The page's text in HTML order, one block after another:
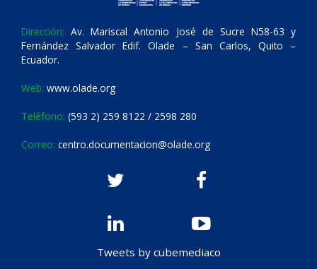
Dirección: Av. Mariscal Antonio José de Sucre N58-63 y
Fernández Salvador Edif. Olade – San Carlos, Quito –
Ecuador.
Web: www.olade.org
Teléfono: (593 2) 259 8122 / 2598 280
Correo: centro.documentacion@olade.org
Tweets by cubemediaco